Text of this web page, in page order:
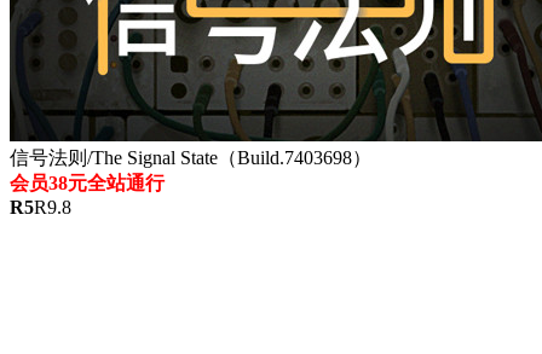
信号法则/The Signal State（Build.7403698）
会员38元全站通行
R5R9.8